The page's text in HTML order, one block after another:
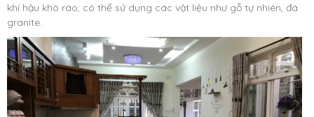
khí hậu khô ráo, có thể sử dụng các vật liệu như gỗ tự nhiên, đá
granite.